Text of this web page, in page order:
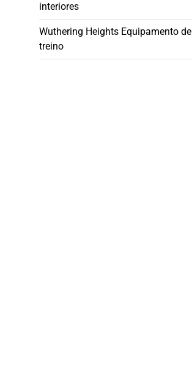
interiores
Wuthering Heights Equipamento de
treino